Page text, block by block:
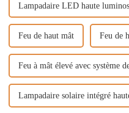
Lampadaire LED haute
Feu de haut mât Feu de
Feu à mât élevé avec système
Lampadaire solaire intégré